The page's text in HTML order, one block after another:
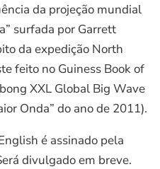
da projeção mundial
surfada por Garrett
da expedição North
feito no Guiness Book of
XXL Global Big Wave
Onda” do ano de 2011).
é assinado pela
divulgado em breve.